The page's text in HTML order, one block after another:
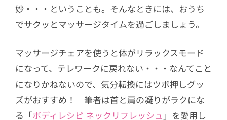
妙・・・ということも。そんなときには、おうち
でサクッとマッサージタイムを過ごしましょう。
マッサージチェアを使うと体がリラックスモード
になって、テレワークに戻れない・・・なんてこと
になりかねないので、気分転換にはツボ押しグッ
ズがおすすめ！ 筆者は首と肩の凝りがラクにな
る「ボディレシピ ネックリフレッシュ 」を愛用し